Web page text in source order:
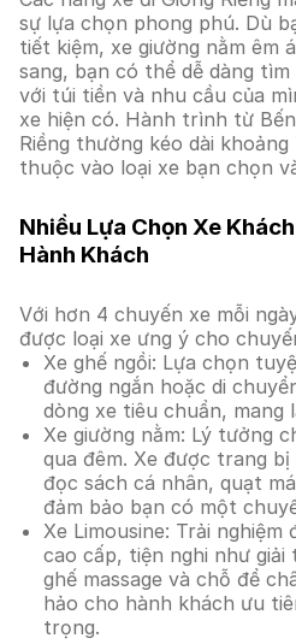
sự lựa chọn phong phú. Dù
tiết kiệm, xe giường nằm êm
sang, bạn có thể dễ dàng
với túi tiền và nhu cầu của
xe hiện có. Hành trình từ
Riềng thường kéo dài
thuộc vào loại xe bạn chọn
Nhiều Lựa Chọn Xe
Hành Khách
Với hơn 4 chuyến xe mỗi
được loại xe ưng ý cho
Xe ghế ngồi: Lựa chọn
đường ngắn hoặc di
dòng xe tiêu chuẩn, mang
Xe giường nằm: Lý tưởng
qua đêm. Xe được trang bị
đọc sách cá nhân, quạt
đảm bảo bạn có một
Xe Limousine: Trải
cao cấp, tiện nghi như
ghế massage và chỗ để
hảo cho hành khách ưu
trọng.